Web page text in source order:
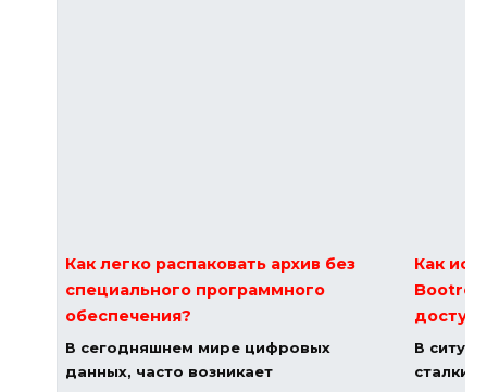
Как легко распаковать архив без
специального программного
обеспечения?
В сегодняшнем мире цифровых
данных, часто возникает
Как
В